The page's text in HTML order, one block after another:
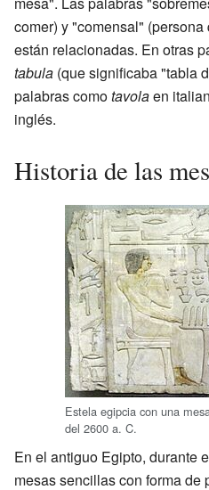
comer) y "comensal"
están relacionadas. En otras
tabula (que significaba "tabla
palabras comotavolaen
inglés.
Historia de las
Estela egipcia con una
del 2600 a. C.
En el antiguo Egipto, durante
mesas sencillas con forma de